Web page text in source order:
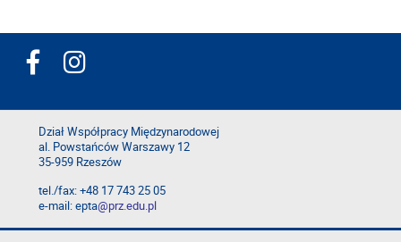
Dział Współpracy Międzynarodowej
al. Powstańców Warszawy 12
35-959 Rzeszów
tel./fax: +48 17 743 25 05
e-mail: epta@prz.edu.pl
Deklaracja dostępności